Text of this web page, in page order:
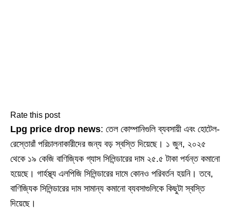
Rate this post
Lpg price drop news: তেল কোম্পানিগুলি ব্যবসায়ী এবং হোটেল-
রেস্তোরাঁ পরিচালনাকারীদের জন্য বড় স্বস্তি দিয়েছে। ১ জুন, ২০২৫
থেকে ১৯ কেজি বাণিজ্যিক গ্যাস সিলিন্ডারের দাম ২৫.৫ টাকা পর্যন্ত কমানো
হয়েছে। গার্হস্থ্য এলপিজি সিলিন্ডারের দামে কোনও পরিবর্তন হয়নি। তবে,
বাণিজ্যিক সিলিন্ডারের দাম সামান্য কমানো ব্যবসাগুলিকে কিছুটা স্বস্তি
দিয়েছে।